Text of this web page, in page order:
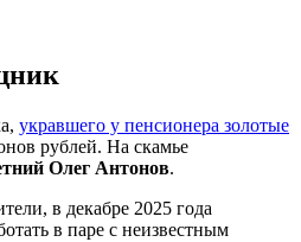
укравшего у пенсионера золотые
рублей. На скамье
Олег Антонов.
в декабре 2025 года
в паре с неизвестным